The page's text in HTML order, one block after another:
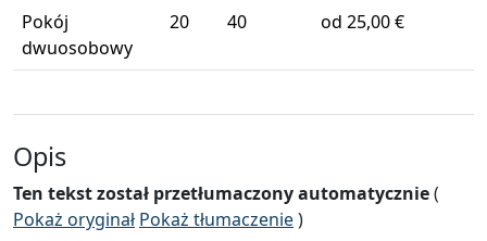
Pokój
dwuosobowy
20 40 od 25,00 €
Opis
Ten tekst został przetłumaczony automatycznie(
Pokaż oryginał Pokaż tłumaczenie)